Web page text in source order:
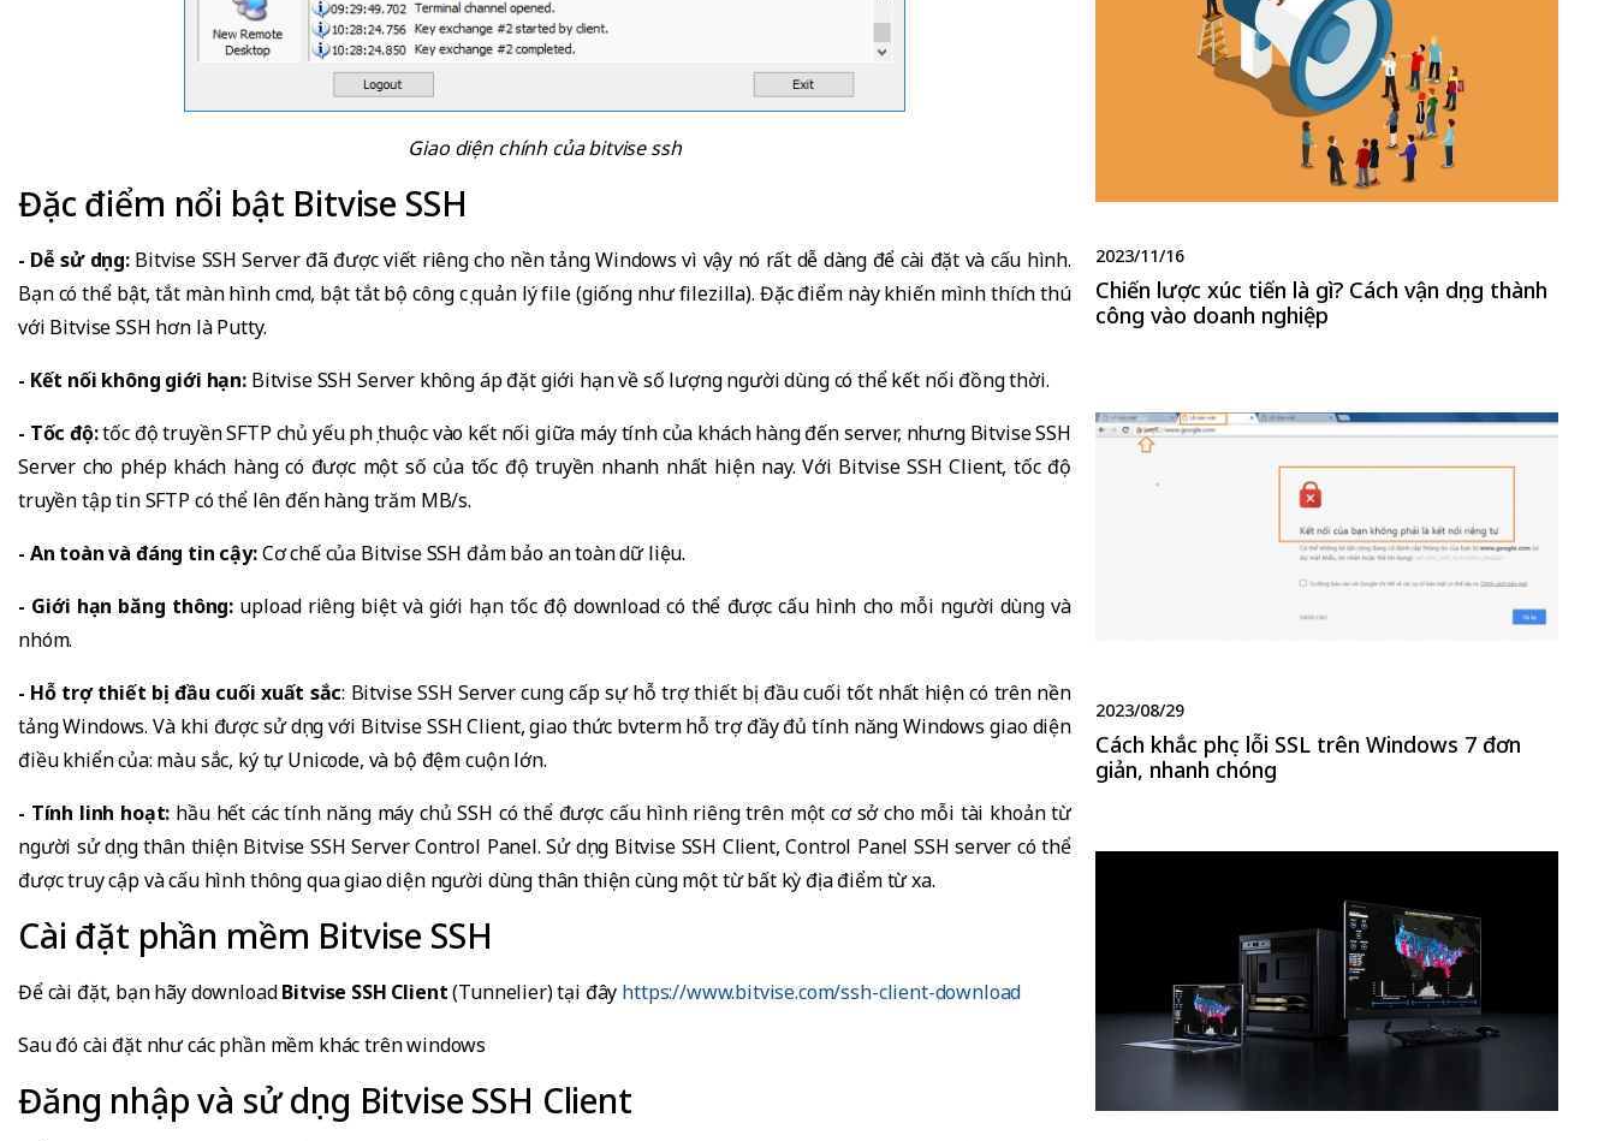
Giao diện chính của bitvise ssh
Đặc điểm nổi bật Bitvise SSH
- Dễ sử dụng:Bitvise SSH Server đã được viết riêng cho nền tảng Windows vì vậy nó rất dễ dàng để cài đặt và cấu hình.
Bạn có thể bật, tắt màn hình cmd, bật tắt bộ công cụ quản lý file (giống như filezilla). Đặc điểm này khiến mình thích thú
với Bitvise SSH hơn là Putty.
- Kết nối không giới hạn: Bitvise SSH Server không áp đặt giới hạn về số lượng người dùng có thể kết nối đồng thời.
- Tốc độ:tốc độ truyền SFTP chủ yếu phụ thuộc vào kết nối giữa máy tính của khách hàng đến server, nhưng Bitvise SSH
Server cho phép khách hàng có được một số của tốc độ truyền nhanh nhất hiện nay. Với Bitvise SSH Client, tốc độ
truyền tập tin SFTP có thể lên đến hàng trăm MB/s.
- An toàn và đáng tin cậy:Cơ chế của Bitvise SSH đảm bảo an toàn dữ liệu.
- Giới hạn băng thông: upload riêng biệt và giới hạn tốc độ download có thể được cấu hình cho mỗi người dùng và
nhóm.
- Hỗ trợ thiết bị đầu cuối xuất sắc: Bitvise SSH Server cung cấp sự hỗ trợ thiết bị đầu cuối tốt nhất hiện có trên nền
tảng Windows. Và khi được sử dụng với Bitvise SSH Client, giao thức bvterm hỗ trợ đầy đủ tính năng Windows giao diện
điều khiển của: màu sắc, ký tự Unicode, và bộ đệm cuộn lớn.
- Tính linh hoạt: hầu hết các tính năng máy chủ SSH có thể được cấu hình riêng trên một cơ sở cho mỗi tài khoản từ
người sử dụng thân thiện Bitvise SSH Server Control Panel. Sử dụng Bitvise SSH Client, Control Panel SSH server có thể
được truy cập và cấu hình thông qua giao diện người dùng thân thiện cùng một từ bất kỳ địa điểm từ xa.
Cài đặt phần mềm Bitvise SSH
Để cài đặt, bạn hãy downloadBitvise SSH Client(Tunnelier) tại đây https://www.bitvise.com/ssh-client-download
Sau đó cài đặt như các phần mềm khác trên windows
Đăng nhập và sử dụng Bitvise SSH Client
2023/11/16
Chiến lược xúc tiến là gì? Cách vận dụng thành
công vào doanh nghiệp
2023/08/29
Cách khắc phục lỗi SSL trên Windows 7 đơn
giản, nhanh chóng